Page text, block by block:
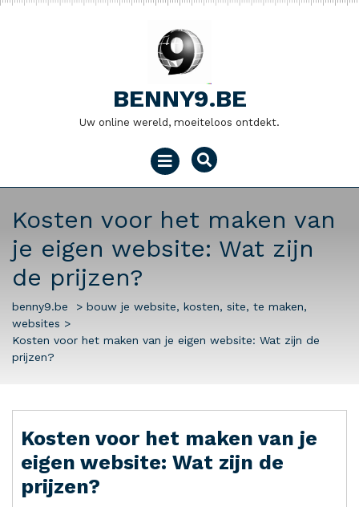
Naar
BENNY9.BE
Uw online wereld, moeiteloos ontdekt.
Menu
openen
Kosten voor het maken van
je eigen website: Wat zijn
de prijzen?
benny9.be > bouw je website, kosten, site, te maken,
websites >
Kosten voor het maken van je eigen website: Wat zijn de
prijzen?
Kosten voor het maken van je
eigen website: Wat zijn de
prijzen?